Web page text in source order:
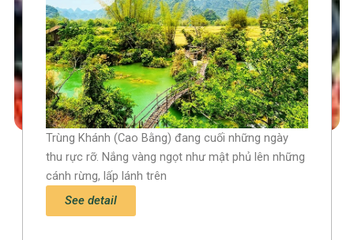
Trùng Khánh (Cao Bằng) đang cuối những ngày
thu rực rỡ. Nắng vàng ngọt như mật phủ lên những
cánh rừng, lấp lánh trên
See detail